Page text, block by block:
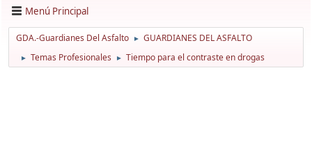
Menú Principal
GDA.-Guardianes Del Asfalto ► GUARDIANES DEL ASFALTO
► Temas Profesionales ► Tiempo para el contraste en drogas